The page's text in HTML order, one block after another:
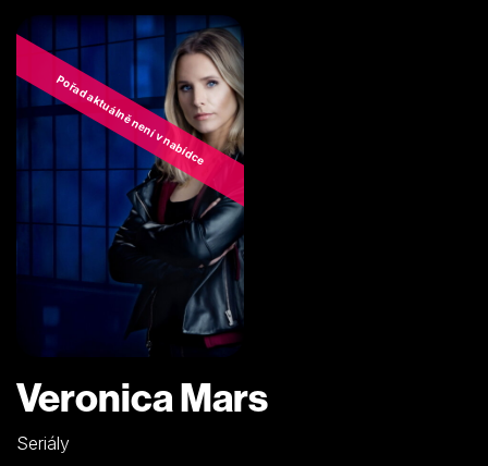
Pořad aktuálně není v nabídce
Veronica Mars
Seriály